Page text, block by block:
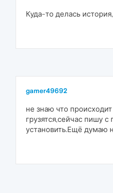
Куда-то делась
gamer49692
не знаю что
грузятся,сейчас пишу
установить.Ещё думаю